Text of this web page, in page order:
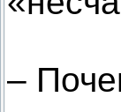
–